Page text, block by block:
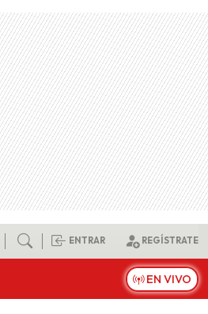
ENTRAR REGÍSTRATE
EN VIVO